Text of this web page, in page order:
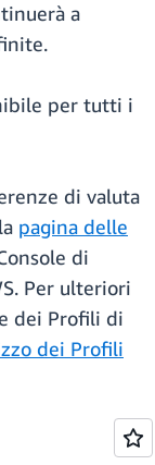
a
per tutti i
di valuta
pagina delle
di
Per ulteriori
dei Profili di
dei Profili